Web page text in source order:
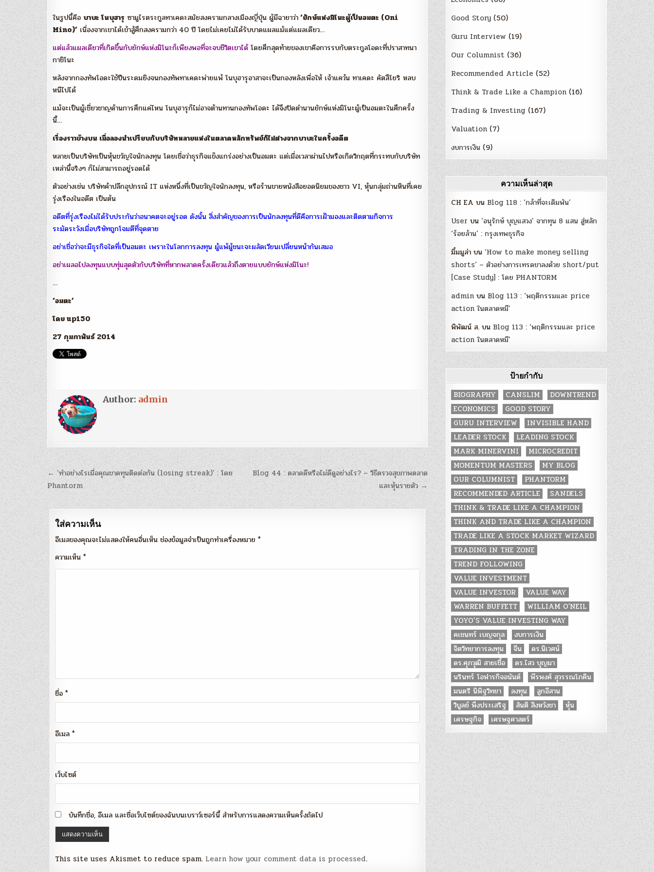
ในรูปนี้คือ บาบะ โนบุฮารุ ซามูไรตระกูลทาเคดะสมัยสงครามกลางเมืองญี่ปุ่น ผู้มีฉายาว่า‘ยักษ์แห่งมิโนะผู้เป็นอมตะ (Oni
Mino)’ เนื่องจากเขาได้เข้าสู้ศึกสงครามกว่า 40 ปี โดยไม่เคยไม่ได้รับบาดแผลแม้แต่แผลเดียว…
แต่แล้วแผลเดียวที่เกิดขึ้นกับยักษ์แห่งมิโนะก็เพียงพอที่จะจบชีวิตเขาได้ โดยศึกสุดท้ายของเขาคือการรบกับตระกูลโอดะที่ปราสาทนา
กาชิโนะ
หลังจากกองทัพโอดะใช้ปืนระดมยิงจนกองทัพทาเคดะพ่ายแพ้ โนบุฮารุอาสาจะเป็นกองหลังเพื่อให้ เจ้าแคว้น ทาเคดะ คัตสึโยริ หลบ
หนีไปได้
แม้จะเป็นผู้เชี่ยวชาญด้านการศึกแค่ไหน โนบุฮารุก็ไม่อาจต้านทานกองทัพโอดะ ได้จึงปิดตำนานยักษ์แห่งมิโนะผู้เป็นอมตะในศึกครั้ง
นี้…
เรื่องราวข้างบน เมื่อลองนำเปรียบกับบริษัทหลายแห่งในตลาดหลักทรัพย์ก็ไม่ต่างจากบาบะในครั้งอดีต
หลายเป็นบริษัทเป็นหุ้นขวัญใจนักลงทุน โดยเชื่อว่าธุรกิจแข็งแกร่งอย่างเป็นอมตะ แต่เมื่อเวลาผ่านไปหรือเกิดวิกฤตที่กระทบกับบริษัท
เหล่านี้จริงๆ ก็ไม่สามารถอยู่รอดได้
ตัวอย่างเช่น บริษัทค้าปลีกอุปกรณ์ IT แห่งหนึ่งที่เป็นขวัญใจนักลงทุน, หรือร้านขายหนังสือยอดนิยมของชาว VI, หุ้นกลุ่มถ่านหินที่เคย
รุ่งเรืองในอดีต เป็นต้น
อดีตที่รุ่งเรืองไม่ได้รับประกันว่าอนาคตจะอยู่รอด ดังนั้น สิ่งสำคัญของการเป็นนักลงทุนที่ดีคือการเฝ้ามองและติดตามกิจการ
ระมัดระวังเมื่อบริษัทถูกโจมตีที่จุดตาย
อย่าเชื่อว่าจะมีธุรกิจใดที่เป็นอมตะ เพราะในโลกการลงทุน ผู้แพ้ผู้ชนะจะผลัดเวียนเปลี่ยนหน้ากันเสมอ
อย่าเผลอไปลงทุนแบบทุ่มสุดตัวกับบริษัทที่หากพลาดครั้งเดียวแล้วถึงตายแบบยักษ์แห่งมิโนะ!
…
‘อมตะ’
โดย up150
27 กุมภาพันธ์ 2014
Author: admin
แนะแนว
เรื่อง
Blog 44 : ตลาดดีหรือไม่ดีดูอย่างไร? – วิธีตรวจสุขภาพตลาด
และหุ้นรายตัว →
← ‘ทำอย่างไรเมื่อคุณขาดทุนติดต่อกัน (losing streak)’ : โดย
Phantorm
ใส่ความเห็น
อีเมลของคุณจะไม่แสดงให้คนอื่นเห็น ช่องข้อมูลจำเป็นถูกทำเครื่องหมาย *
ความเห็น *
ชื่อ *
อีเมล *
เว็บไซต์
บันทึกชื่อ, อีเมล และชื่อเว็บไซต์ของฉันบนเบราว์เซอร์นี้ สำหรับการแสดงความเห็นครั้งถัดไป
This site uses Akismet to reduce spam. Learn how your comment data is processed.
Good Story (50)
Guru Interview (19)
Our Columnist (36)
Recommended Article (52)
Think & Trade Like a Champion (16)
Trading & Investing (167)
Valuation (7)
งบการเงิน (9)
ความเห็นล่าสุด
CH EA บน Blog 118 : ‘กล้าที่จะเดิมพัน’
User บน‘อนุรักษ์ บุญแสวง’ จากทุน 8 แสน สู่หลัก
‘ร้อยล้าน’ : กรุงเทพธุรกิจ
มิ้มมูล่า บน‘How to make money selling
shorts’ – ตัวอย่างการเทรดขาลงด้วย short/put
[Case Study] : โดย PHANTORM
admin บน Blog 113 : ‘พฤติกรรมและ price
action ในตลาดหมี’
พิพัฒน์ ส. บน Blog 113 : ‘พฤติกรรมและ price
action ในตลาดหมี’
ป้ายกำกับ
BIOGRAPHY CANSLIM
DOWNTREND
ECONOMICS
GOOD STORY
GURU INTERVIEW
INVISIBLE HAND
LEADER STOCK
LEADING STOCK
MARK MINERVINI
MICROCREDIT
MOMENTUM MASTERS
MY BLOG
OUR COLUMNIST
PHANTORM
RECOMMENDED ARTICLE
SANDELS
THINK & TRADE LIKE A CHAMPION
THINK AND TRADE LIKE A CHAMPION
TRADE LIKE A STOCK MARKET WIZARD
TRADING IN THE ZONE
TREND FOLLOWING
VALUE INVESTMENT
VALUE INVESTOR
VALUE WAY
WARREN BUFFETT
WILLIAM O'NEIL
YOYO’S VALUE INVESTING WAY
คเชนทร์ เบญจกุล
งบการเงิน
จิตวิทยาการลงทุน
จีน
ดร.นิเวศน์
ดร.ศุภวุฒิ สายเชื้อ
ดร.ไสว บุญมา
นรินทร์ โอฬารกิจอนันต์
พีรพงศ์ สุวรรณโภคิน
มนตรี นิพิฐวิทยา
ลงทุน
ลูกอีสาน
วิบูลย์ พึงประเสริฐ
สันติ สิงหวังชา
หุ้น
เศรษฐกิจ
เศรษฐศาสตร์